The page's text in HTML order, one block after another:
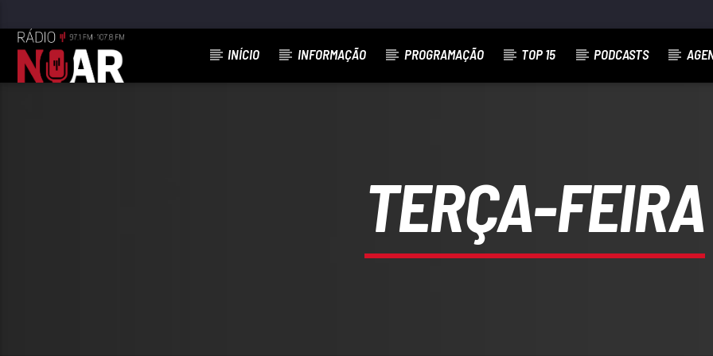
INÍCIO INFORMAÇÃO PROGRAMAÇÃO TOP 15 PODCASTS
TERÇA-FEIRA